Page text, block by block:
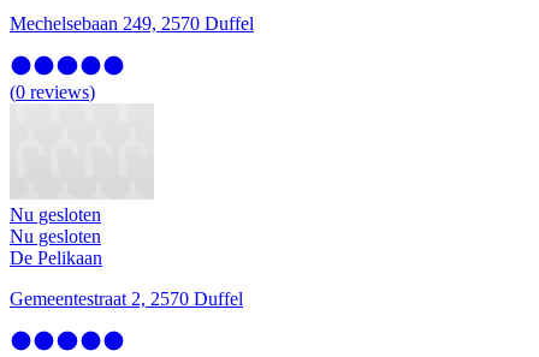
Mechelsebaan 249, 2570 Duffel
(0 reviews)
Nu gesloten
Nu gesloten
De Pelikaan
Gemeentestraat 2, 2570 Duffel